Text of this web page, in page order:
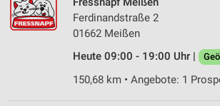
Ferdinandstraße 2
01662 Meißen
Heute 09:00 - 19:00 Uhr |
150,68 km • Angebote: 1